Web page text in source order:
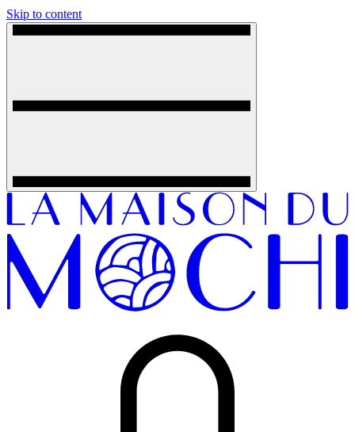
Skip to content